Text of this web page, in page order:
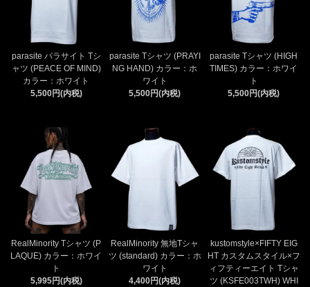
parasite パラサイト Tシ
ャツ (PEACE OF MIND)
カラー：ホワイト
5,500円(内税)
parasite Tシャツ (PRAYI
NG HAND) カラー：ホ
ワイト
5,500円(内税)
parasite Tシャツ (HIGH
TIMES) カラー：ホワイ
ト
5,500円(内税)
RealMinority Tシャツ (P
LAQUE) カラー：ホワイ
ト
5,995円(内税)
RealMinority 無地Tシャ
ツ (standard) カラー：ホ
ワイト
4,400円(内税)
kustomstyle×FIFTY EIG
HT カスタムスタイル×フ
ィフティーエイト Tシャ
ツ (KSFE003TWH) WHI